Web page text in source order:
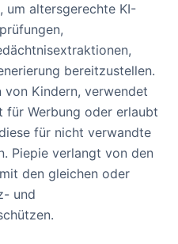
um altersgerechte KI-
bereitzustellen.
Kindern, verwendet
für Werbung oder erlaubt
für nicht verwandte
Piepie verlangt von den
den gleichen oder
und